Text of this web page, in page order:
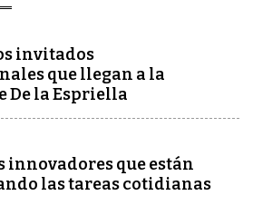
invitados
que llegan a la
De la Espriella
innovadores que están
las tareas cotidianas